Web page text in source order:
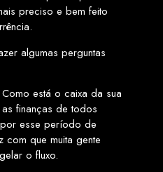
preciso e bem feito
algumas perguntas
está o caixa da sua
finanças de todos
esse período de
com que muita gente
o fluxo.